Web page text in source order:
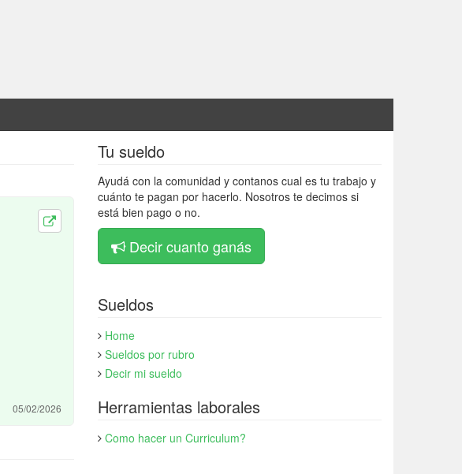
05/02/2026
Tu sueldo
Ayudá con la comunidad y contanos cual es tu trabajo y
cuánto te pagan por hacerlo. Nosotros te decimos si
está bien pago o no.
Decir cuanto ganás
Sueldos
Home
Sueldos por rubro
Decir mi sueldo
Herramientas laborales
Como hacer un Curriculum?